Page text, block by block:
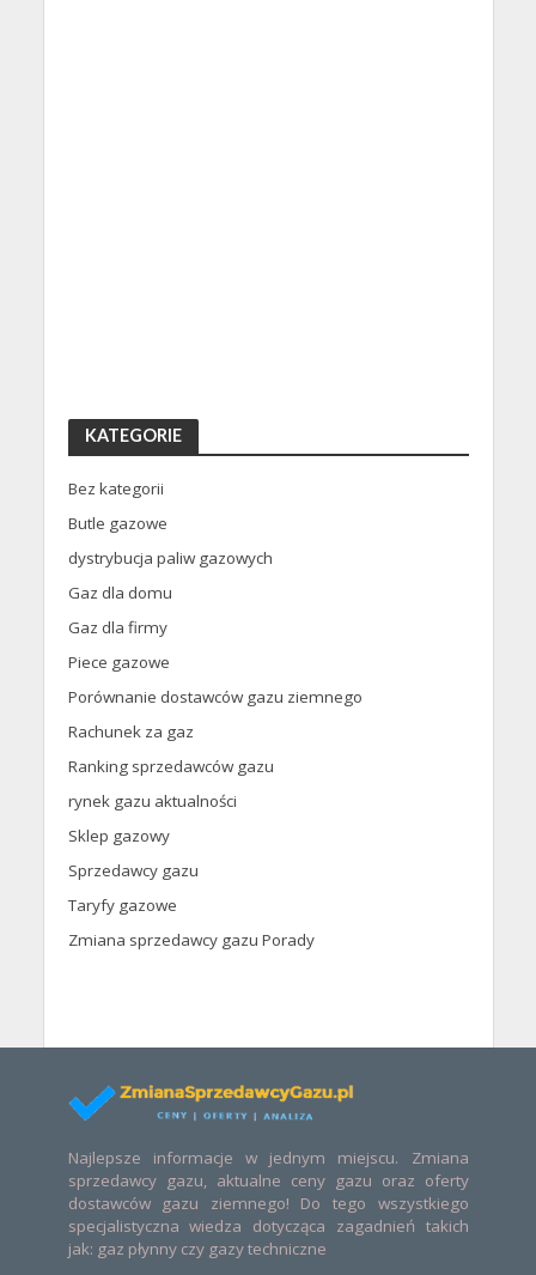
KATEGORIE
Bez kategorii
Butle gazowe
dystrybucja paliw gazowych
Gaz dla domu
Gaz dla firmy
Piece gazowe
Porównanie dostawców gazu ziemnego
Rachunek za gaz
Ranking sprzedawców gazu
rynek gazu aktualności
Sklep gazowy
Sprzedawcy gazu
Taryfy gazowe
Zmiana sprzedawcy gazu Porady
Najlepsze informacje w jednym miejscu. Zmiana
sprzedawcy gazu, aktualne ceny gazu oraz oferty
dostawców gazu ziemnego! Do tego wszystkiego
specjalistyczna wiedza dotycząca zagadnień takich
jak: gaz płynny czy gazy techniczne